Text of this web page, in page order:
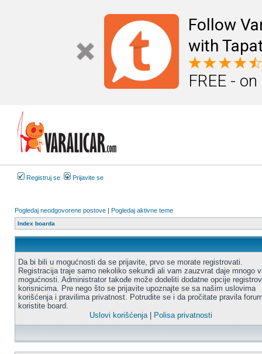
Follow
with
FREE -
Registruj se Prijavite se
Pogledaj neodgovorene postove | Pogledaj aktivne teme
Index boarda
Da bi bili u mogućnosti da se prijavite, prvo se morate registrovati.
Registracija traje samo nekoliko sekundi ali vam zauzvrat daje mnogo
mogućnosti. Administrator takođe može dodeliti dodatne opcije
korisnicima. Pre nego što se prijavite upoznajte se sa našim uslovima
korišćenja i pravilima privatnost. Potrudite se i da pročitate pravila
koristite board.
Uslovi korišćenja| Polisa privatnosti